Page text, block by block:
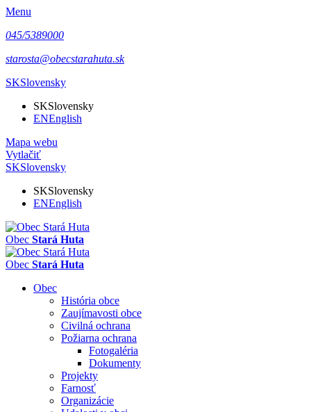
Menu
045/5389000
starosta@obecstarahuta.sk
SKSlovensky
SKSlovensky
ENEnglish
Mapa webu
Vytlačiť
SKSlovensky
SKSlovensky
ENEnglish
Obec Stará Huta
Obec Stará Huta
Obec
História obce
Zaujímavosti obce
Civilná ochrana
Požiarna ochrana
Fotogaléria
Dokumenty
Projekty
Farnosť
Organizácie